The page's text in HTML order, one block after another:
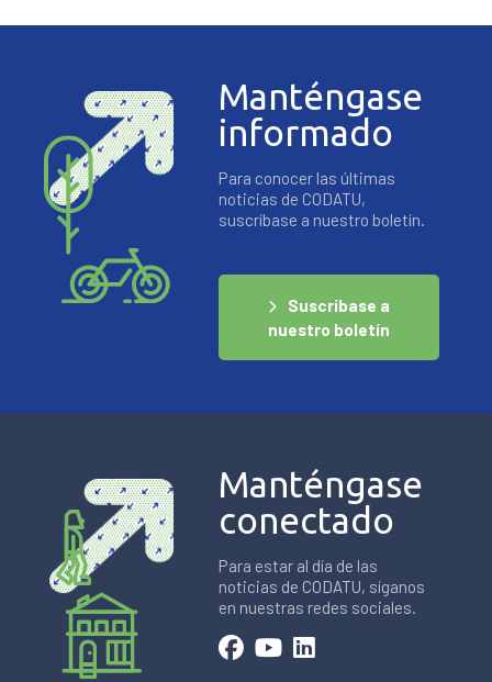
Manténgase
informado
Para conocer las últimas
noticias de CODATU,
suscríbase a nuestro boletín.
Suscríbase a
nuestro boletín
Manténgase
conectado
Para estar al día de las
noticias de CODATU, síganos
en nuestras redes sociales.